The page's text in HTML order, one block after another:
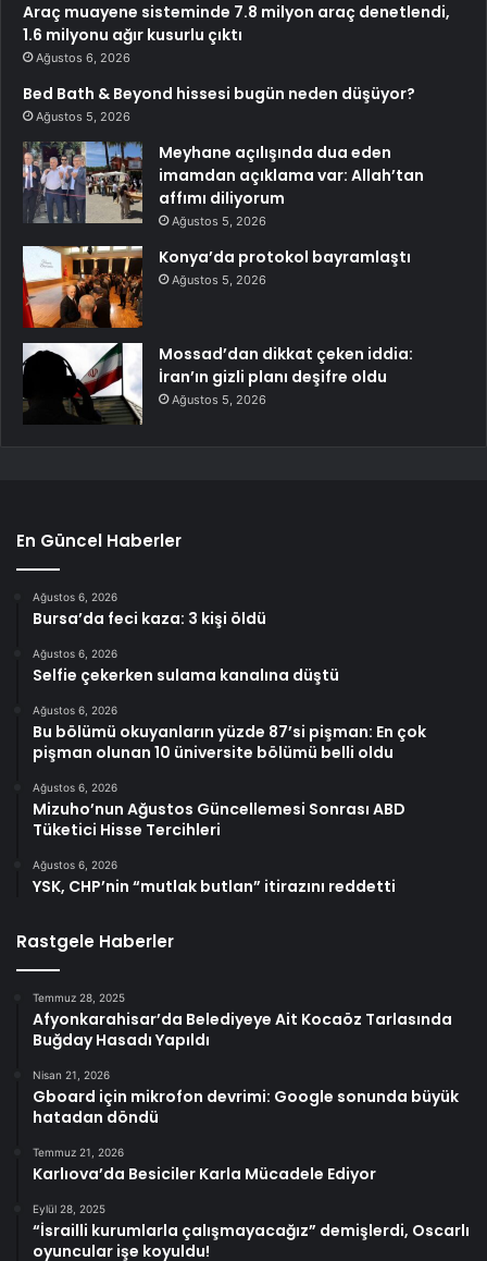
Araç muayene sisteminde 7.8 milyon araç denetlendi,
1.6 milyonu ağır kusurlu çıktı
Ağustos 6, 2026
Bed Bath & Beyond hissesi bugün neden düşüyor?
Ağustos 5, 2026
Meyhane açılışında dua eden
imamdan açıklama var: Allah’tan
affımı diliyorum
Ağustos 5, 2026
Konya’da protokol bayramlaştı
Ağustos 5, 2026
Mossad’dan dikkat çeken iddia:
İran’ın gizli planı deşifre oldu
Ağustos 5, 2026
En Güncel Haberler
Ağustos 6, 2026
Bursa’da feci kaza: 3 kişi öldü
Ağustos 6, 2026
Selfie çekerken sulama kanalına düştü
Ağustos 6, 2026
Bu bölümü okuyanların yüzde 87’si pişman: En çok
pişman olunan 10 üniversite bölümü belli oldu
Ağustos 6, 2026
Mizuho’nun Ağustos Güncellemesi Sonrası ABD
Tüketici Hisse Tercihleri
Ağustos 6, 2026
YSK, CHP’nin “mutlak butlan” itirazını reddetti
Rastgele Haberler
Temmuz 28, 2025
Afyonkarahisar’da Belediyeye Ait Kocaöz Tarlasında
Buğday Hasadı Yapıldı
Nisan 21, 2026
Gboard için mikrofon devrimi: Google sonunda büyük
hatadan döndü
Temmuz 21, 2026
Karlıova’da Besiciler Karla Mücadele Ediyor
Eylül 28, 2025
“İsrailli kurumlarla çalışmayacağız” demişlerdi, Oscarlı
oyuncular işe koyuldu!